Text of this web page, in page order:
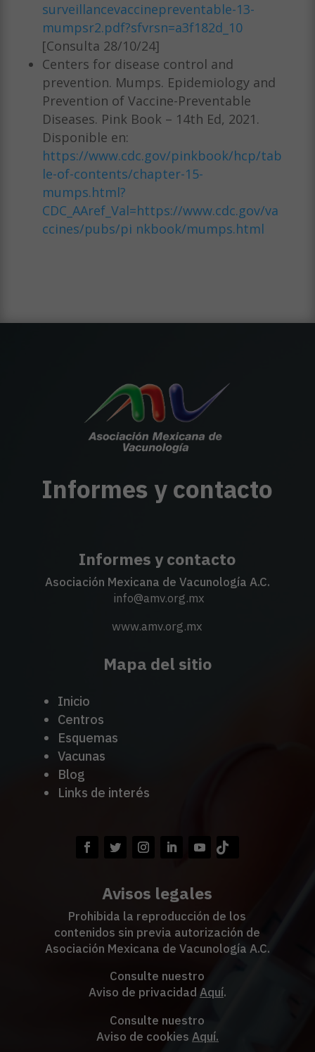
surveillancevaccinepreventable-13-
mumpsr2.pdf?sfvrsn=a3f182d_10
[Consulta 28/10/24]
Centers for disease control and
prevention. Mumps. Epidemiology and
Prevention of Vaccine-Preventable
Diseases. Pink Book – 14th Ed, 2021.
Disponible en:
https://www.cdc.gov/pinkbook/hcp/tab
le-of-contents/chapter-15-
mumps.html?
CDC_AAref_Val=https://www.cdc.gov/va
ccines/pubs/pi nkbook/mumps.html
Informes y contacto
Informes y contacto
Asociación Mexicana de Vacunología A.C.
info@amv.org.mx
www.amv.org.mx
Mapa del sitio
Inicio
Centros
Esquemas
Vacunas
Blog
Links de interés
Avisos legales
Prohibida la reproducción de los
contenidos sin previa autorización de
Asociación Mexicana de Vacunología A.C.
Consulte nuestro
Aviso de privacidad Aquí.
Consulte nuestro
Aviso de cookies Aquí.